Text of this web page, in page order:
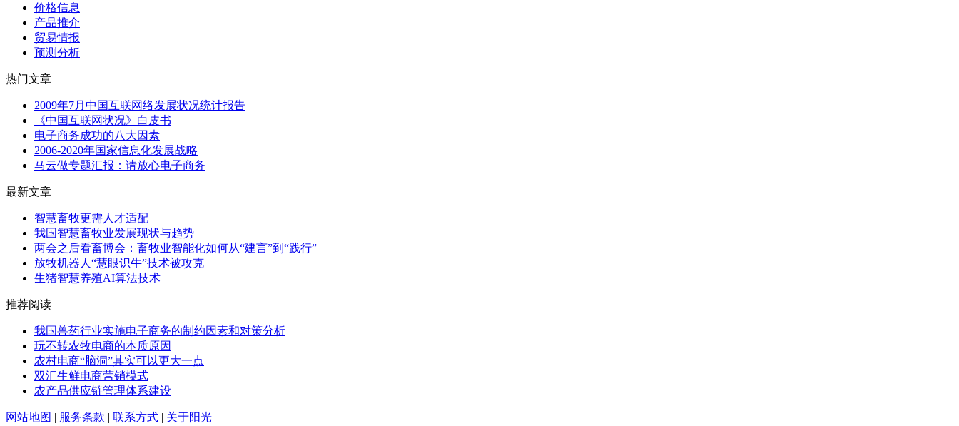
价格信息
产品推介
贸易情报
预测分析
热门文章
2009年7月中国互联网络发展状况统计报告
《中国互联网状况》白皮书
电子商务成功的八大因素
2006-2020年国家信息化发展战略
马云做专题汇报：请放心电子商务
最新文章
智慧畜牧更需人才适配
我国智慧畜牧业发展现状与趋势
两会之后看畜博会：畜牧业智能化如何从“建言”到“践行”
放牧机器人“慧眼识牛”技术被攻克
生猪智慧养殖AI算法技术
推荐阅读
我国兽药行业实施电子商务的制约因素和对策分析
玩不转农牧电商的本质原因
农村电商“脑洞”其实可以更大一点
双汇生鲜电商营销模式
农产品供应链管理体系建设
网站地图 | 服务条款 | 联系方式 | 关于阳光